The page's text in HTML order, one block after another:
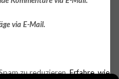
via E-Mail.
zu reduzieren.Erfahre, wie